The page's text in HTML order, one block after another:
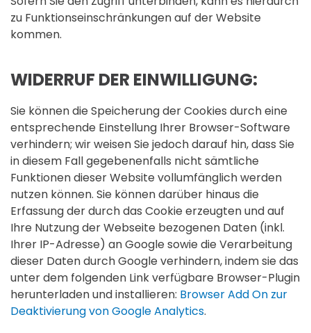
zu Funktionseinschränkungen auf der Website
kommen.
WIDERRUF DER EINWILLIGUNG:
Sie können die Speicherung der Cookies durch eine
entsprechende Einstellung Ihrer Browser-Software
verhindern; wir weisen Sie jedoch darauf hin, dass Sie
in diesem Fall gegebenenfalls nicht sämtliche
Funktionen dieser Website vollumfänglich werden
nutzen können. Sie können darüber hinaus die
Erfassung der durch das Cookie erzeugten und auf
Ihre Nutzung der Webseite bezogenen Daten (inkl.
Ihrer IP-Adresse) an Google sowie die Verarbeitung
dieser Daten durch Google verhindern, indem sie das
unter dem folgenden Link verfügbare Browser-Plugin
herunterladen und installieren: Browser Add On zur
Deaktivierung von Google Analytics.